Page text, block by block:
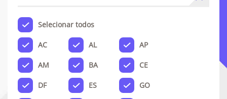
Selecionar todos
AC AL AP
AM BA CE
DF ES GO